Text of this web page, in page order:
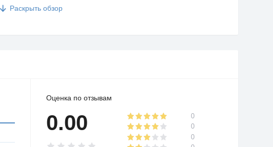
любого вида операционной системы, типа устройства
Раскрыть обзор
Оценка по отзывам
0.00
0
0
0